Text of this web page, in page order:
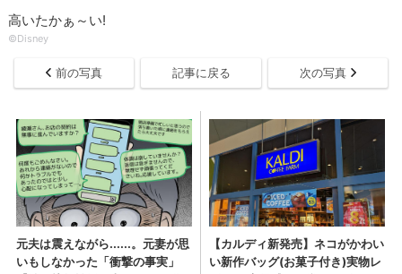
高いたかぁ～い!
©Disney
前の写真 記事に戻る 次の写真